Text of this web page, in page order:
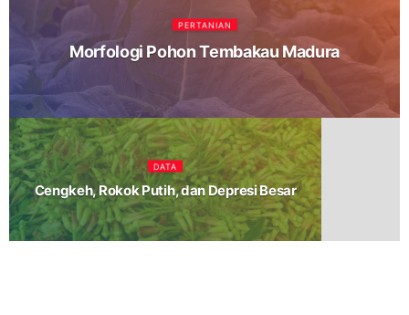
PERTANIAN
Morfologi Pohon Tembakau Madura
DATA
Cengkeh, Rokok Putih, dan Depresi Besar